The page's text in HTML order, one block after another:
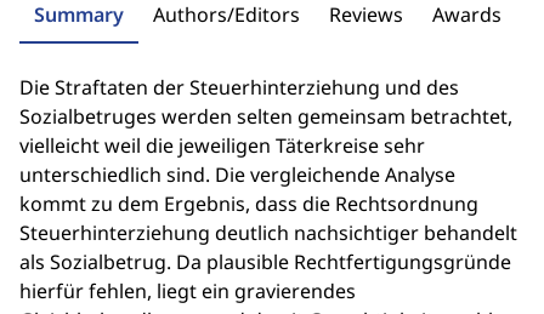
Summary Authors/Editors Reviews Awards
Die Straftaten der Steuerhinterziehung und des
Sozialbetruges werden selten gemeinsam betrachtet,
vielleicht weil die jeweiligen Täterkreise sehr
unterschiedlich sind. Die vergleichende Analyse
kommt zu dem Ergebnis, dass die Rechtsordnung
Steuerhinterziehung deutlich nachsichtiger behandelt
als Sozialbetrug. Da plausible Rechtfertigungsgründe
hierfür fehlen, liegt ein gravierendes